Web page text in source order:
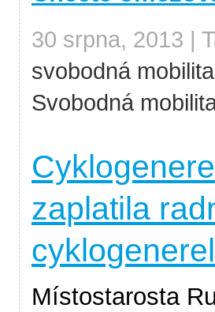
30 srpna, 2013 |
svobodná mobilita
Svobodná
zaplatila
Místostarosta